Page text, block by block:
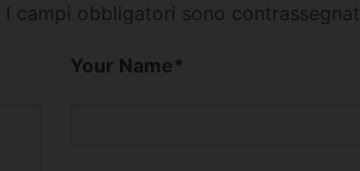
I campi obbligatori sono contrassegnati
Your Name*